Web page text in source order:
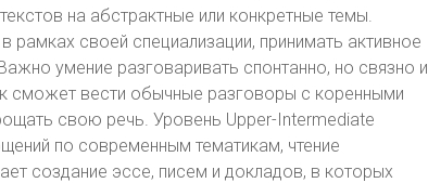
на абстрактные или конкретные темы.
своей специализации, принимать активное
умение разговаривать спонтанно, но связно и
сможет вести обычные разговоры с коренными
свою речь. Уровень Upper-Intermediate
по современным тематикам, чтение
создание эссе, писем и докладов, в которых